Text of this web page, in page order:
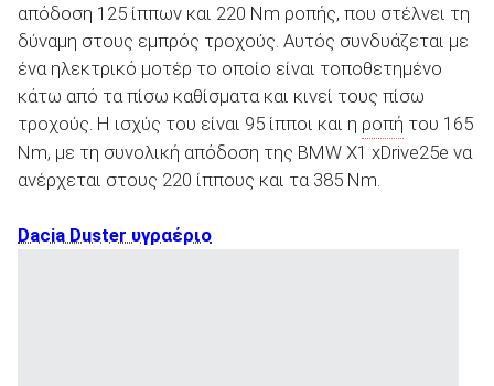
απόδοση 125 ίππων και 220 Nm ροπής, που στέλνει τη
δύναμη στους εμπρός τροχούς. Αυτός συνδυάζεται με
ένα ηλεκτρικό μοτέρ το οποίο είναι τοποθετημένο
κάτω από τα πίσω καθίσματα και κινεί τους πίσω
τροχούς. Η ισχύς του είναι 95 ίπποι και η ροπή του 165
Nm, με τη συνολική απόδοση της BMW X1 xDrive25e να
ανέρχεται στους 220 ίππους και τα 385 Nm.
Dacia Duster υγραέριο